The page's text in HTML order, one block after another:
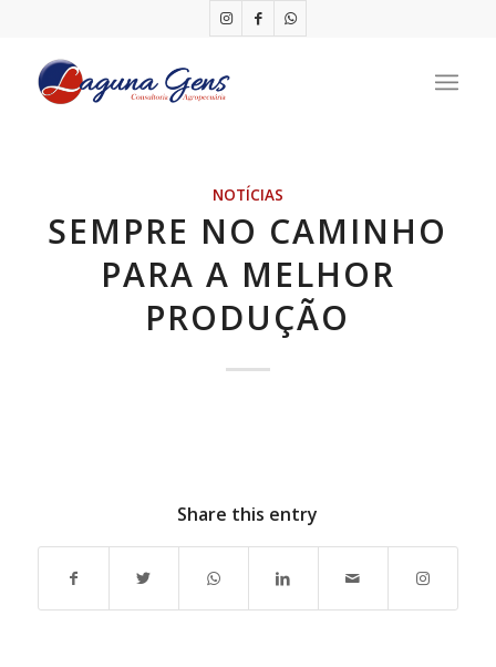
NOTÍCIAS
SEMPRE NO CAMINHO
PARA A MELHOR
PRODUÇÃO
Share this entry